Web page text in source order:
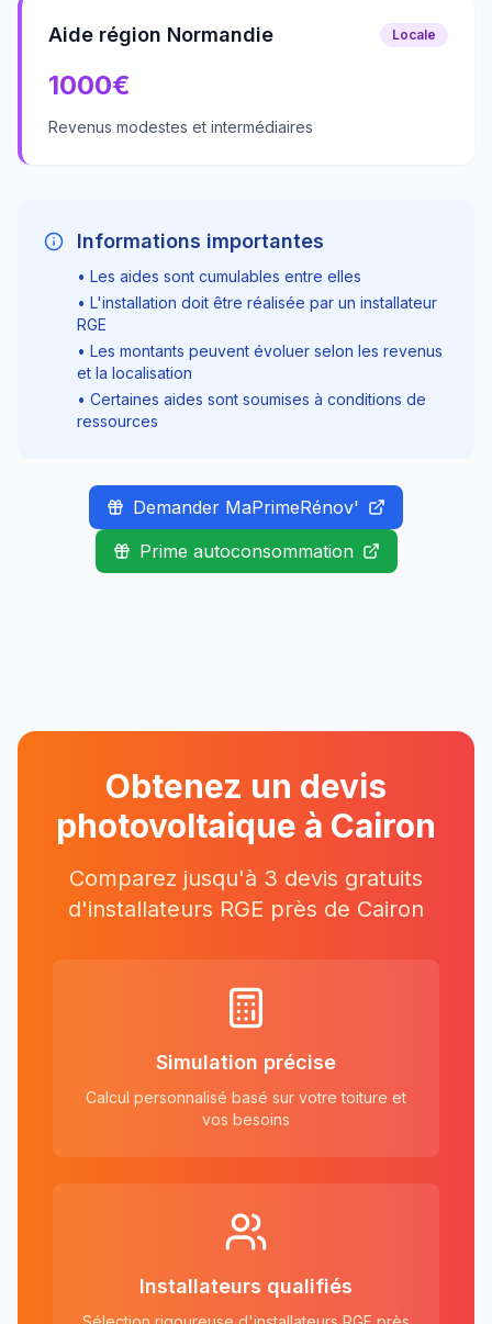
Aide région Normandie Locale
1000€
Revenus modestes et intermédiaires
Informations importantes
• Les aides sont cumulables entre elles
• L'installation doit être réalisée par un installateur
RGE
• Les montants peuvent évoluer selon les revenus
et la localisation
• Certaines aides sont soumises à conditions de
ressources
Demander MaPrimeRénov'
Prime autoconsommation
Obtenez un devis
photovoltaique à Cairon
Comparez jusqu'à 3 devis gratuits
d'installateurs RGE près de Cairon
Simulation précise
Calcul personnalisé basé sur votre toiture et
vos besoins
Installateurs qualifiés